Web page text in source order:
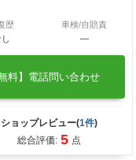
歴
車検/自賠責
―
無料】電話問い合わせ
ショップレビュー(1件)
総合評価: 5 点